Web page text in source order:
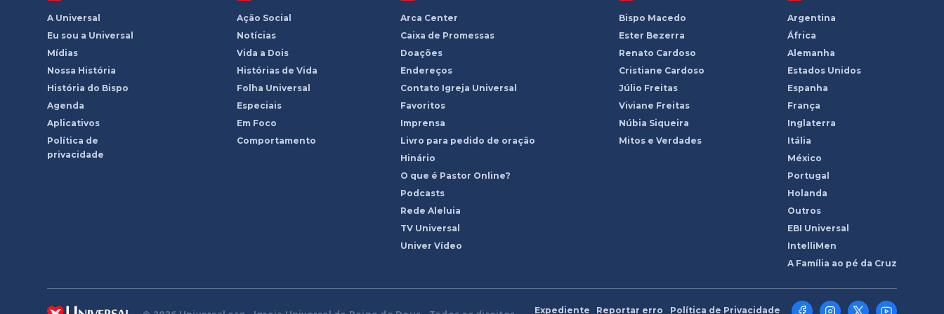
A Universal
Eu sou a Universal
Mídias
Nossa História
História do Bispo
Agenda
Aplicativos
Política de
privacidade
Ação Social
Notícias
Vida a Dois
Histórias de Vida
Folha Universal
Especiais
Em Foco
Comportamento
Arca Center
Caixa de Promessas
Doações
Endereços
Contato Igreja Universal
Favoritos
Imprensa
Livro para pedido de oração
Hinário
O que é Pastor Online?
Podcasts
Rede Aleluia
TV Universal
Univer Vídeo
Bispo Macedo
Ester Bezerra
Renato Cardoso
Cristiane Cardoso
Júlio Freitas
Viviane Freitas
Núbia Siqueira
Mitos e Verdades
Argentina
África
Alemanha
Estados Unidos
Espanha
França
Inglaterra
Itália
México
Portugal
Holanda
Outros
EBI Universal
IntelliMen
A Família ao pé da Cruz
Expediente Reportar erro Política de Privacidade